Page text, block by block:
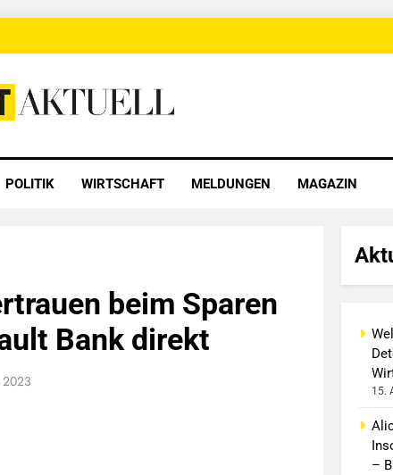
POLITIK WIRTSCHAFT MELDUNGEN MAGAZIN
beim Sparen
Bank direkt
2023
15.
–